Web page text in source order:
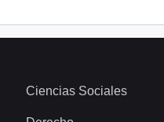
Ciencias Sociales